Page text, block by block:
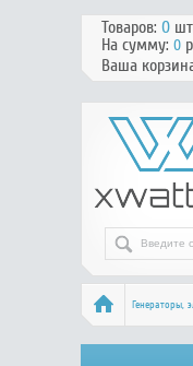
Товаров: 0
На сумму: 0
Ваша
Генераторы,